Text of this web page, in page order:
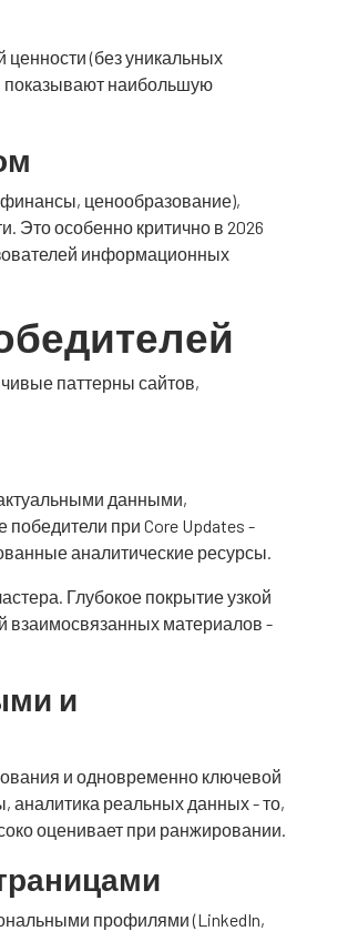
(без уникальных
показывают наибольшую
ценообразование),
Это особенно критично в 2026
информационных
паттерны сайтов,
данными,
при Core Updates -
аналитические ресурсы.
Глубокое покрытие узкой
взаимосвязанных материалов -
и
и одновременно ключевой
аналитика реальных данных - то,
оценивает при ранжировании.
профилями (LinkedIn,